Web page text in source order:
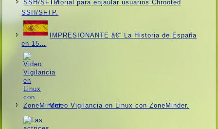
Tutorial para enjaular usuarios Chrooted
SSH/SFTP.
IMPRESIONANTE â€“ La Historia de España
en 15…
Video Vigilancia en Linux con ZoneMinder.